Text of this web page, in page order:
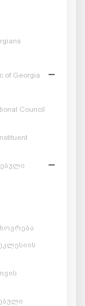
of Georgia
Council